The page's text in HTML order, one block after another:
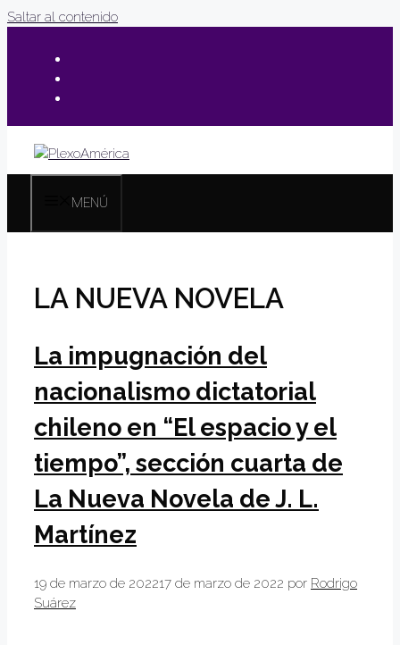
Saltar al contenido
MENÚ
LA NUEVA NOVELA
La impugnación del
nacionalismo dictatorial
chileno en “El espacio y el
tiempo”, sección cuarta de
La Nueva Novela de J. L.
Martínez
19 de marzo de 202217 de marzo de 2022 por Rodrigo
Suárez